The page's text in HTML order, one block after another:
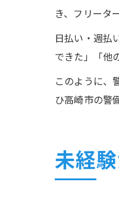
き、フリータ
日払い・週払
できた」「他
このように、
ひ高崎市の警
未経